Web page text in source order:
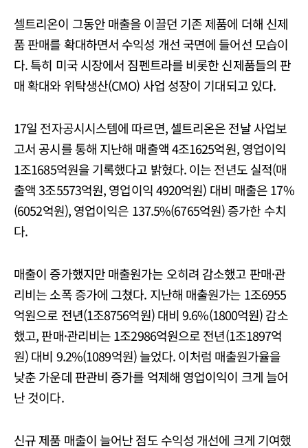
셀트리온이 그동안 매출을 이끌던 기존 제품에 더해 신제
품 판매를 확대하면서 수익성 개선 국면에 들어선 모습이
다. 특히 미국 시장에서 짐펜트라를 비롯한 신제품들의 판
매 확대와 위탁생산(CMO) 사업 성장이 기대되고 있다.
17일 전자공시시스템에 따르면, 셀트리온은 전날 사업보
고서 공시를 통해 지난해 매출액 4조1625억원, 영업이익
1조1685억원을 기록했다고 밝혔다. 이는 전년도 실적(매
출액 3조5573억원, 영업이익 4920억원) 대비 매출은 17%
(6052억원), 영업이익은 137.5%(6765억원) 증가한 수치
다.
매출이 증가했지만 매출원가는 오히려 감소했고 판매·관
리비는 소폭 증가에 그쳤다. 지난해 매출원가는 1조6955
억원으로 전년(1조8756억원) 대비 9.6%(1800억원) 감소
했고, 판매·관리비는 1조2986억원으로 전년(1조1897억
원) 대비 9.2%(1089억원) 늘었다. 이처럼 매출원가율을
낮춘 가운데 판관비 증가를 억제해 영업이익이 크게 늘어
난 것이다.
신규 제품 매출이 늘어난 점도 수익성 개선에 크게 기여했